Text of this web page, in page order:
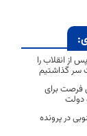
انقلاب را
سر گذاشتیم
فرصت برای
دولت
در پرونده